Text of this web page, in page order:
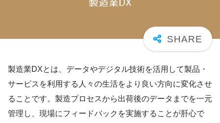
製造業DXとは、データやデジタル技術を活用して製品・
サービスを利用する人々の生活をより良い方向に変化させ
ることです。製造プロセスから出荷後のデータまでを一元
管理し、現場にフィードバックを実施することが肝心で